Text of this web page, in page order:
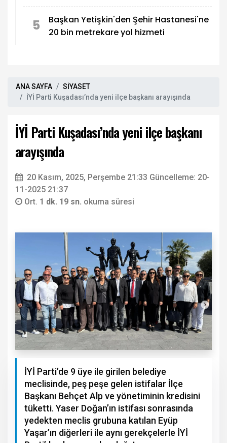
5
Başkan Yetişkin'den Şehir Hastanesi'ne
20 bin metrekare yol hizmeti
ANA SAYFA
SİYASET
İYİ Parti Kuşadası’nda yeni ilçe başkanı arayışında
İYİ Parti Kuşadası’nda yeni ilçe başkanı
arayışında
20 Kasım, 2025, Perşembe 21:33 Güncelleme: 20-
11-2025 21:37
Ort. 1 dk. 19 sn. okuma süresi
İYİ Parti’de 9 üye ile girilen belediye
meclisinde, peş peşe gelen istifalar İlçe
Başkanı Behçet Alp ve yönetiminin kredisini
tüketti. Yaser Doğan’ın istifası sonrasında
yedekten meclis grubuna katılan Eyüp
Yaşar’ın diğerleri ile aynı gerekçelerle İYİ